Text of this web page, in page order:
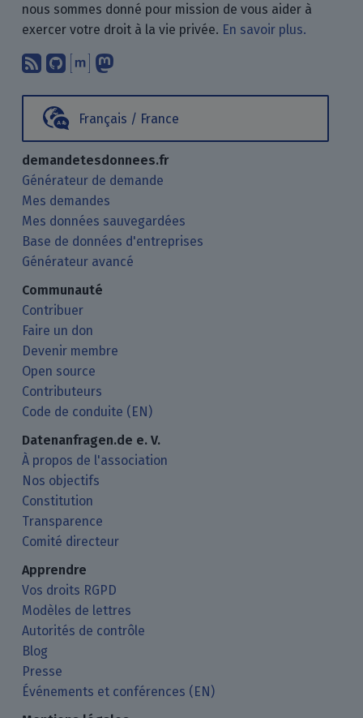
nous sommes donné pour mission de vous aider à
exercer votre droit à la vie privée. En savoir plus.
Abonnez-vous à notre blog en
Nous trouver sur GitHub.
Échanger avec nous via Matrix.
Français / France
demandetesdonnees.fr
Générateur de demande
Mes demandes
Mes données sauvegardées
Base de données d'entreprises
Générateur avancé
Communauté
Contribuer
Faire un don
Devenir membre
Open source
Contributeurs
Code de conduite (EN)
Datenanfragen.de e. V.
À propos de l'association
Nos objectifs
Constitution
Transparence
Comité directeur
Apprendre
Vos droits RGPD
Modèles de lettres
Autorités de contrôle
Blog
Presse
Événements et conférences (EN)